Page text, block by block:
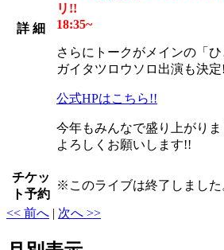
詳 細
リ!!
18:35~
さらにトークがメインの「ひ
ガイタツロウソロ出演も決定
公式HPはこちら!!
今年もみんなで盛り上がり
よろしくお願いします!!
チケッ
ト予約
※ このライブは終了しました
<< 前へ | 次へ >>